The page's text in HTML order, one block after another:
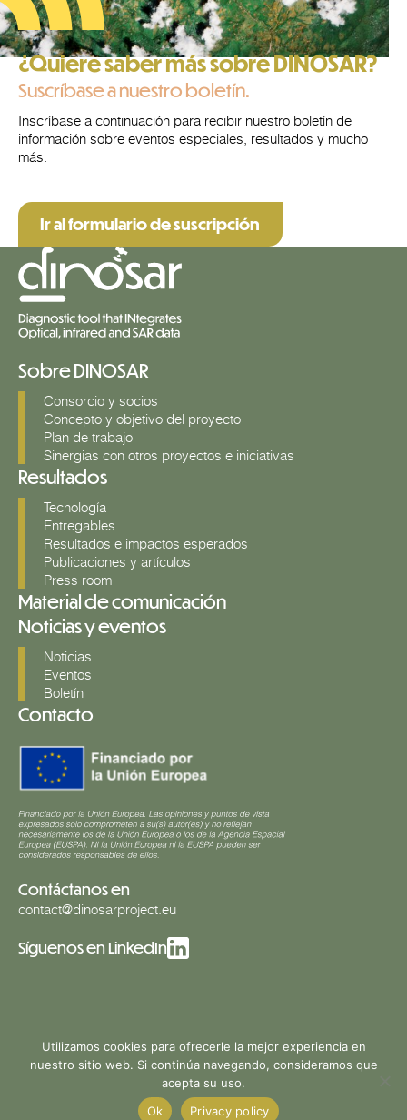
¿Quiere saber más sobre DINOSAR?
Suscríbase a nuestro boletín.
Inscríbase a continuación para recibir nuestro boletín de
información sobre eventos especiales, resultados y mucho
más.
Ir al formulario de suscripción
Sobre DINOSAR
Consorcio y socios
Concepto y objetivo del proyecto
Plan de trabajo
Sinergias con otros proyectos e iniciativas
Resultados
Tecnología
Entregables
Resultados e impactos esperados
Publicaciones y artículos
Press room
Material de comunicación
Noticias y eventos
Noticias
Eventos
Boletín
Contacto
Contáctanos en
contact@dinosarproject.eu
Síguenos en LinkedIn
© 2026 Copyright DINOSAR, all rights reserved | design &
Studio LaBotte
Privacy policy
Utilizamos cookies para ofrecerle la mejor experiencia en
nuestro sitio web. Si continúa navegando, consideramos que
acepta su uso.
Ok
Privacy policy